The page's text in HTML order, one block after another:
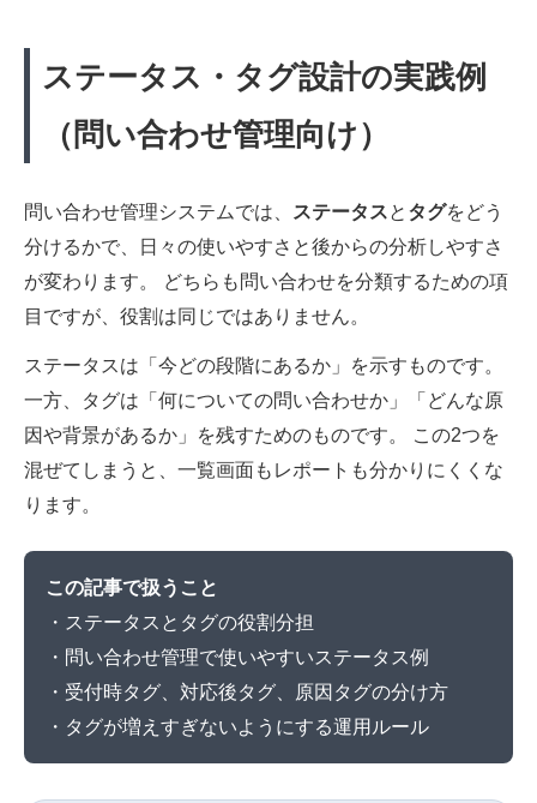
ステータス・タグ設計の実践例
（問い合わせ管理向け）
問い合わせ管理システムでは、 ステータスと タグをどう
分けるかで、日々の使いやすさと後からの分析しやすさ
が変わります。 どちらも問い合わせを分類するための項
目ですが、役割は同じではありません。
ステータスは「今どの段階にあるか」を示すものです。
一方、タグは「何についての問い合わせか」「どんな原
因や背景があるか」を残すためのものです。 この2つを
混ぜてしまうと、一覧画面もレポートも分かりにくくな
ります。
この記事で扱うこと
・ステータスとタグの役割分担
・問い合わせ管理で使いやすいステータス例
・受付時タグ、対応後タグ、原因タグの分け方
・タグが増えすぎないようにする運用ルール